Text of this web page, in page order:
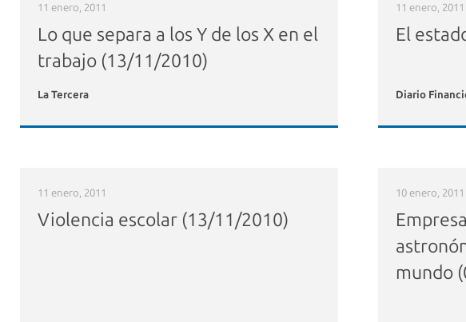
11 enero, 2011
Lo que separa a los Y de los X en el
trabajo (13/11/2010)
La Tercera
11 enero, 2011
El
Diario
11 enero, 2011
Violencia escolar (13/11/2010)
10 enero, 2011
mundo